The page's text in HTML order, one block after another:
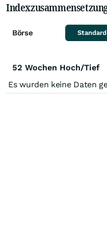
Börse Standard
52 Wochen Hoch/Tief
Es wurden keine Daten